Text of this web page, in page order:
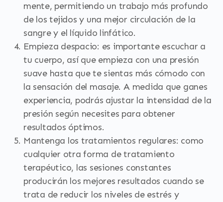
mente, permitiendo un trabajo más profundo
de los tejidos y una mejor circulación de la
sangre y el líquido linfático.
Empieza despacio: es importante escuchar a
tu cuerpo, así que empieza con una presión
suave hasta que te sientas más cómodo con
la sensación del masaje. A medida que ganes
experiencia, podrás ajustar la intensidad de la
presión según necesites para obtener
resultados óptimos.
Mantenga los tratamientos regulares: como
cualquier otra forma de tratamiento
terapéutico, las sesiones constantes
producirán los mejores resultados cuando se
trata de reducir los niveles de estrés y